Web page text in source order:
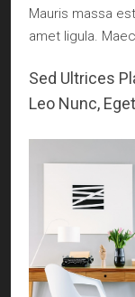
Mauris massa
amet ligula.
Sed Ultrices
Leo Nunc,